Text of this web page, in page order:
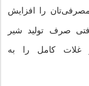
را افزایش
صرف تولید شیر
غلات كامل را به